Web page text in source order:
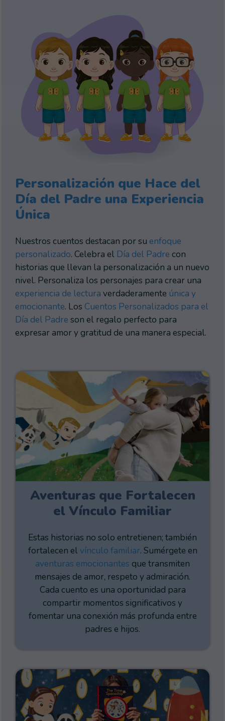
Personalización que Hace del
Día del Padre una Experiencia
Única
Nuestros cuentos destacan por su enfoque
personalizado. Celebra el Día del Padre con
historias que llevan la personalización a un nuevo
nivel. Personaliza los personajes para crear una
experiencia de lectura verdaderamente única y
emocionante. Los Cuentos Personalizados para el
Día del Padre son el regalo perfecto para
expresar amor y gratitud de una manera especial.
Aventuras que Fortalecen
el Vínculo Familiar
Estas historias no solo entretienen; también
fortalecen el vínculo familiar. Sumérgete en
aventuras emocionantes que transmiten
mensajes de amor, respeto y admiración.
Cada cuento es una oportunidad para
compartir momentos significativos y
fomentar una conexión más profunda entre
padres e hijos.